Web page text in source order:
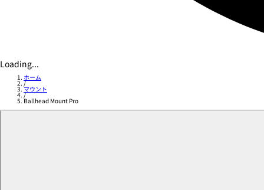
Loading...
ホーム
/
マウント
/
Ballhead Mount Pro